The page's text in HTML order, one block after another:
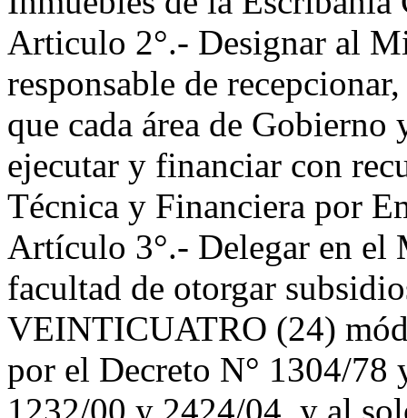
Articulo 2°.- Designar al
responsable de
que cada área de
ejecutar y financiar con
Técnica y Financiera por
Artículo 3°.- Delegar en el
facultad de otorgar
VEINTICUATRO (24)
por el Decreto N° 1304/78